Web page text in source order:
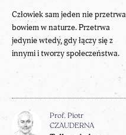
Człowiek sam jeden nie przetrwa
bowiem w naturze. Przetrwa
jedynie wtedy, gdy łączy się z
innymi i tworzy społeczeństwa.
Prof. Piotr
CZAUDERNA